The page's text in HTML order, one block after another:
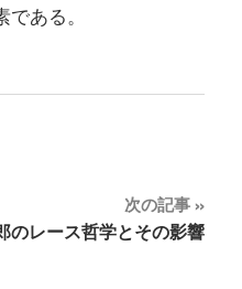
ある。
次の記事
のレース哲学とその影響